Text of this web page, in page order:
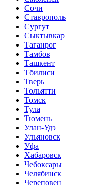
Сочи
Ставрополь
Сургут
Сыктывкар
Таганрог
Тамбов
Ташкент
Тбилиси
Тверь
Тольятти
Томск
Тула
Тюмень
Улан-Удэ
Ульяновск
Уфа
Хабаровск
Чебоксары
Челябинск
Череповец